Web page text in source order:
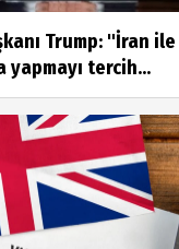
Trump: "İran ile
yapmayı tercih...